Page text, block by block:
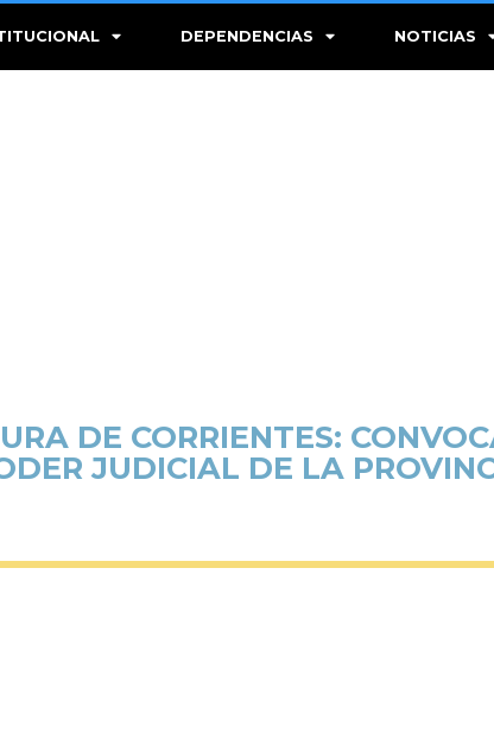
DEPENDENCIAS NOTICIAS
DE CORRIENTES:
JUDICIAL DE LA